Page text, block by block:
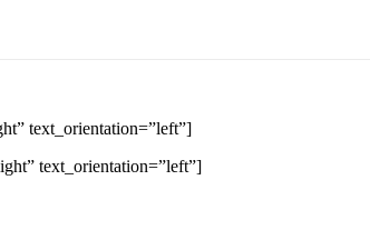
text_orientation=”left”]
text_orientation=”left”]